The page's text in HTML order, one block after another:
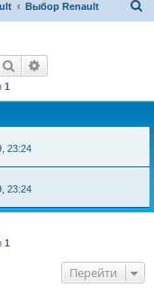
Выбор Renault
Поиск
1
23:24
23:24
1
Перейти